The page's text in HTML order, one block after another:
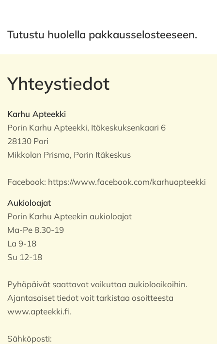
Tutustu huolella pakkausselosteeseen.
Yhteystiedot
Karhu Apteekki
Porin Karhu Apteekki, Itäkeskuksenkaari 6
28130 Pori
Mikkolan Prisma, Porin Itäkeskus
Facebook: https://www.facebook.com/karhuapteekki
Aukioloajat
Porin Karhu Apteekin aukioloajat
Ma-Pe 8.30-19
La 9-18
Su 12-18
Pyhäpäivät saattavat vaikuttaa aukioloaikoihin.
Ajantasaiset tiedot voit tarkistaa osoitteesta
www.apteekki.fi.
Sähköposti: